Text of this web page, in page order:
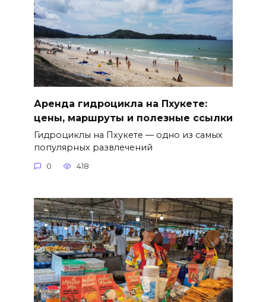
Аренда гидроцикла на Пхукете:
цены, маршруты и полезные ссылки
Гидроциклы на Пхукете — одно из самых
популярных развлечений
0 418